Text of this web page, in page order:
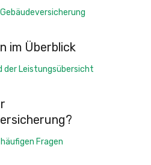
im Überblick
der Leistungsübersicht
Fragen